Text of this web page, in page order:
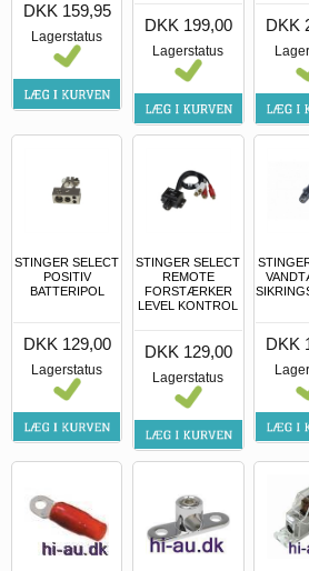
DKK 159,95
Lagerstatus
DKK 199,00
Lagerstatus
DKK
STINGER SELECT
POSITIV
BATTERIPOL
DKK 129,00
Lagerstatus
STINGER SELECT
REMOTE
FORSTÆRKER
LEVEL KONTROL
DKK 129,00
Lagerstatus
DKK